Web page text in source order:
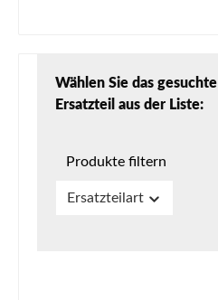
Wählen Sie das gesuchte
Ersatzteil aus der Liste:
Produkte filtern
Ersatzteilart